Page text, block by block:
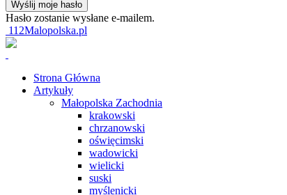
Hasło zostanie wysłane e-mailem.
112Malopolska.pl
Strona Główna
Artykuły
Małopolska Zachodnia
krakowski
chrzanowski
oświęcimski
wadowicki
wielicki
suski
myślenicki